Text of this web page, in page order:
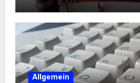
Allgemein